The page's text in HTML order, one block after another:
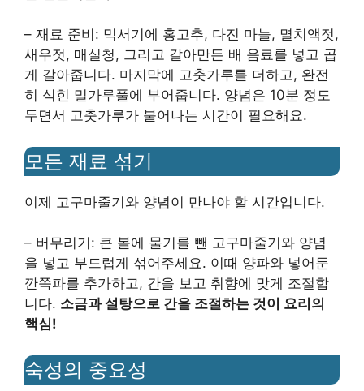
– 재료 준비: 믹서기에 홍고추, 다진 마늘, 멸치액젓,
새우젓, 매실청, 그리고 갈아만든 배 음료를 넣고 곱
게 갈아줍니다. 마지막에 고춧가루를 더하고, 완전
히 식힌 밀가루풀에 부어줍니다. 양념은 10분 정도
두면서 고춧가루가 불어나는 시간이 필요해요.
모든 재료 섞기
이제 고구마줄기와 양념이 만나야 할 시간입니다.
– 버무리기: 큰 볼에 물기를 뺀 고구마줄기와 양념
을 넣고 부드럽게 섞어주세요. 이때 양파와 넣어둔
깐쪽파를 추가하고, 간을 보고 취향에 맞게 조절합
니다. 소금과 설탕으로 간을 조절하는 것이 요리의
핵심!
숙성의 중요성